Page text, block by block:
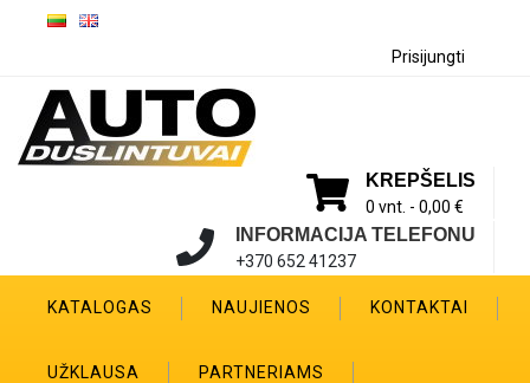
Prisijungti
KREPŠELIS
0 vnt. - 0,00 €
INFORMACIJA TELEFONU
+370 652 41237
KATALOGAS NAUJIENOS KONTAKTAI
UŽKLAUSA PARTNERIAMS